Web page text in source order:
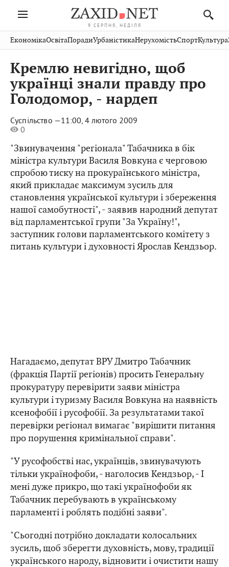
9 СЕРПНЯ, НЕДІЛЯ
Івано-
Франківськ
Волинь
Закарпаття
Рівне
Чернівці
Шептицький
Стрий
Хмельницький
Публікації
Авто СловкоКультура
Кіно Дім СпортКраєзнавство
ФотоОсвітаНерухомість
Домашні
ЕкономікаОсвітаПорадиУрбаністикаНерухомістьСпортКультура
Кремлю невигідно, щоб
українці знали правду про
Голодомор, - нардеп
Суспільство —11:00, 4 лютого 2009
0
"Звинувачення "регіонала" Табачника в бік
міністра культури Василя Вовкуна є черговою
спробою тиску на прокураїнського міністра,
який прикладає максимум зусиль для
становлення української культури і збереження
нашої самобутності", - заявив народний депутат
від парламентської групи "За Україну!",
заступник голови парламентського комітету з
питань культури і духовності Ярослав Кендзьор.
Нагадаємо, депутат ВРУ Дмитро Табачник
(фракція Партії регіонів) просить Генеральну
прокуратуру перевірити заяви міністра
культури і туризму Василя Вовкуна на наявність
ксенофобії і русофобії. За результатами такої
перевірки регіонал вимагає "вирішити питання
про порушення кримінальної справи".
"У русофобстві нас, українців, звинувачують
тільки українофоби, - наголосив Кендзьор, - І
мені дуже прикро, що такі українофоби як
Табачник перебувають в українському
парламенті і роблять подібні заяви".
"Сьогодні потрібно докладати колосальних
зусиль, щоб зберегти духовність, мову, традиції
українського народу, відновити і очистити нашу